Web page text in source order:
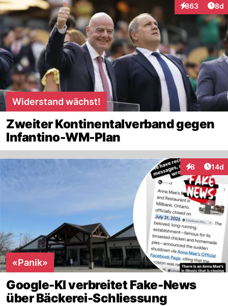
863
Interaktionen
8d
Widerstand wächst!
Zweiter Kontinentalverband gegen
Infantino-WM-Plan
8
Interaktionen
14d
«Panik»
Google-KI verbreitet Fake-News
über Bäckerei-Schliessung